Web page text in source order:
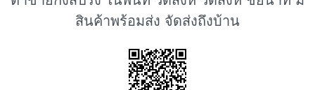
สินค้าพร้อมส่ง จัดส่งถึงบ้าน